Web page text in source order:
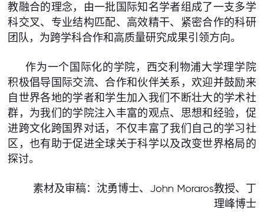
教融合的理念，由一批国际知名学者组成了一支多学
科交叉、专业结构匹配、高效精干、紧密合作的科研
团队，为跨学科合作和高质量研究成果引领方向。
作为一个国际化的学院，西交利物浦大学理学院
积极倡导国际交流、合作和伙伴关系，欢迎并鼓励来
自世界各地的学者和学生加入我们不断壮大的学术社
群，为我们的学院注入丰富的观点、思想和经验，促
进跨文化跨国界对话，不仅丰富了我们自己的学习社
区，也有助于促进全球关于科学以及改变世界格局的
探讨。
素材及审稿：沈勇博士、John Moraros教授、丁
理峰博士